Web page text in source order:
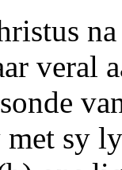
veral
sy